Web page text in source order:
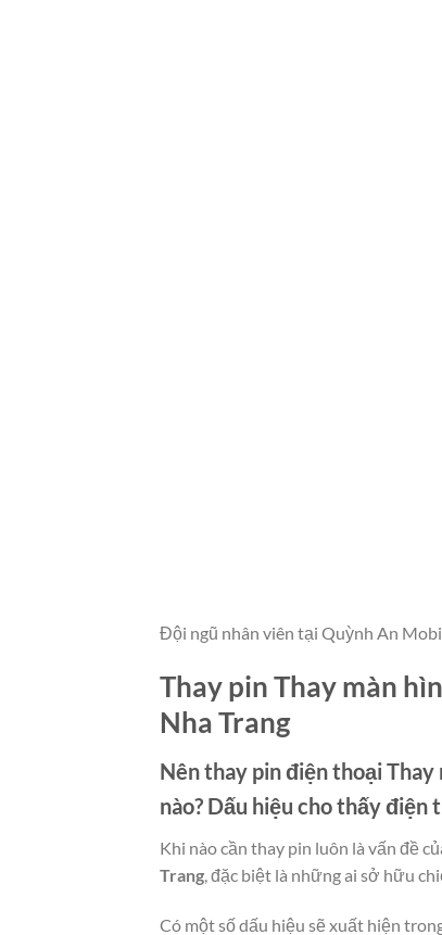
Đội ngũ nhân viên tại Quỳnh An
Thay pin Thay màn
Nha Trang
Nên thay pin điện thoạiThay
nào? Dấu hiệu cho thấy
Khi nào cần thay pin luôn là vấn đề
Trang, đặc biệt là những ai sở hữu
Có một số dấu hiệu sẽ xuất hiện